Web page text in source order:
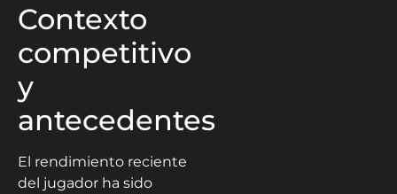
Contexto
competitivo
y
antecedentes
El rendimiento reciente
del jugador ha sido